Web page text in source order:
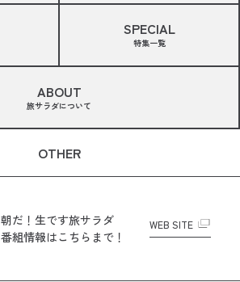
SPECIAL
特集一覧
ABOUT
旅サラダについて
OTHER
朝だ！生です旅サラダ
番組情報はこちらまで！
WEB SITE